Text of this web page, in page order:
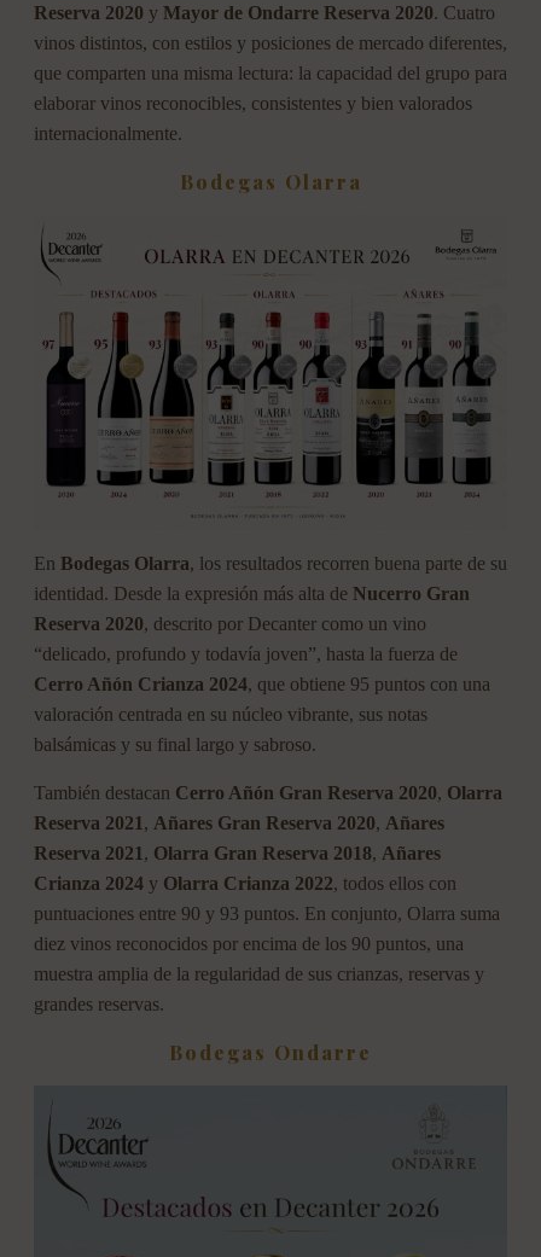
Reserva 2020 y Mayor de Ondarre Reserva 2020. Cuatro
vinos distintos, con estilos y posiciones de mercado diferentes,
que comparten una misma lectura: la capacidad del grupo para
elaborar vinos reconocibles, consistentes y bien valorados
internacionalmente.
Bodegas Olarra
En Bodegas Olarra, los resultados recorren buena parte de su
identidad. Desde la expresión más alta de Nucerro Gran
Reserva 2020, descrito por Decanter como un vino
“delicado, profundo y todavía joven”, hasta la fuerza de
Cerro Añón Crianza 2024, que obtiene 95 puntos con una
valoración centrada en su núcleo vibrante, sus notas
balsámicas y su final largo y sabroso.
También destacan Cerro Añón Gran Reserva 2020, Olarra
Reserva 2021 , Añares Gran Reserva 2020, Añares
Reserva 2021 , Olarra Gran Reserva 2018, Añares
Crianza 2024 y Olarra Crianza 2022, todos ellos con
puntuaciones entre 90 y 93 puntos. En conjunto, Olarra suma
diez vinos reconocidos por encima de los 90 puntos, una
muestra amplia de la regularidad de sus crianzas, reservas y
grandes reservas.
Bodegas Ondarre